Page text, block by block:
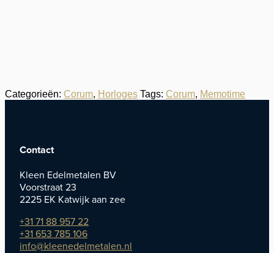
Categorieën: Corum, Horloges Tags: Corum, Memotime
Contact
Kleen Edelmetalen BV
Voorstraat 23
2225 EK Katwijk aan zee
+31 71 88 957 22
+31 653 785 106
info@kleenedelmetalen.nl